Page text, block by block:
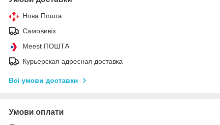
Нова Пошта
Самовивіз
Meest ПОШТА
Курьерская адресная доставка
Всі умови доставки
Умови оплати